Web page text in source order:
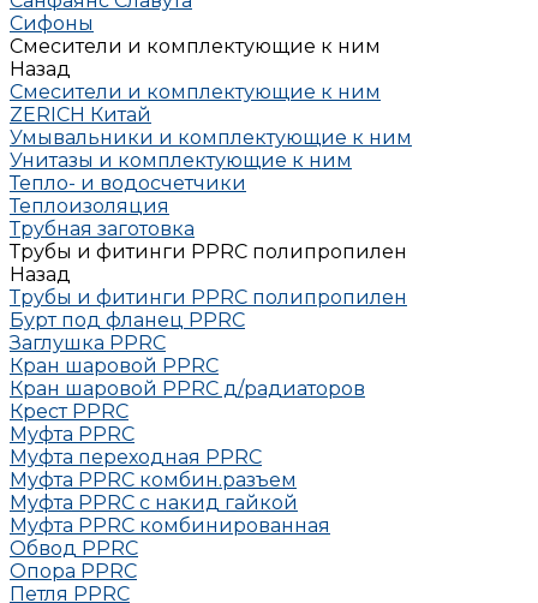
Сифоны
Смесители и комплектующие к ним
Назад
Смесители и комплектующие к ним
ZERICH Китай
Умывальники и комплектующие к ним
Унитазы и комплектующие к ним
Тепло- и водосчетчики
Теплоизоляция
Трубная заготовка
Трубы и фитинги PPRC полипропилен
Назад
Трубы и фитинги PPRC полипропилен
Бурт под фланец РРRC
Заглушка РРRC
Кран шаровой PPRC
Кран шаровой PPRC д/радиаторов
Крест PPRC
Муфта PPRC
Муфта переходная PPRC
Муфта РРRC комбин.разъем
Муфта PPRC с накид гайкой
Муфта РРRC комбинированная
Обвод РРRC
Опора РРRC
Петля РРRC